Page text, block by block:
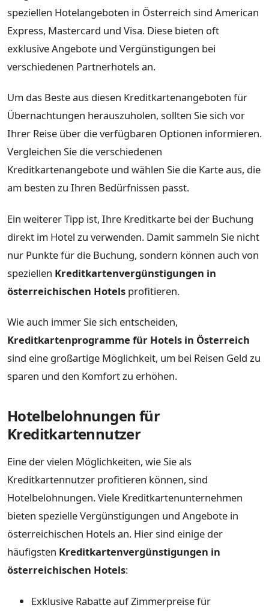
speziellen Hotelangeboten in Österreich sind American
Express, Mastercard und Visa. Diese bieten oft
exklusive Angebote und Vergünstigungen bei
verschiedenen Partnerhotels an.
Um das Beste aus diesen Kreditkartenangeboten für
Übernachtungen herauszuholen, sollten Sie sich vor
Ihrer Reise über die verfügbaren Optionen informieren.
Vergleichen Sie die verschiedenen
Kreditkartenangebote und wählen Sie die Karte aus, die
am besten zu Ihren Bedürfnissen passt.
Ein weiterer Tipp ist, Ihre Kreditkarte bei der Buchung
direkt im Hotel zu verwenden. Damit sammeln Sie nicht
nur Punkte für die Buchung, sondern können auch von
speziellen Kreditkartenvergünstigungen in
österreichischen Hotels profitieren.
Wie auch immer Sie sich entscheiden,
Kreditkartenprogramme für Hotels in Österreich
sind eine großartige Möglichkeit, um bei Reisen Geld zu
sparen und den Komfort zu erhöhen.
Hotelbelohnungen für
Kreditkartennutzer
Eine der vielen Möglichkeiten, wie Sie als
Kreditkartennutzer profitieren können, sind
Hotelbelohnungen. Viele Kreditkartenunternehmen
bieten spezielle Vergünstigungen und Angebote in
österreichischen Hotels an. Hier sind einige der
häufigsten Kreditkartenvergünstigungen in
österreichischen Hotels:
Exklusive Rabatte auf Zimmerpreise für